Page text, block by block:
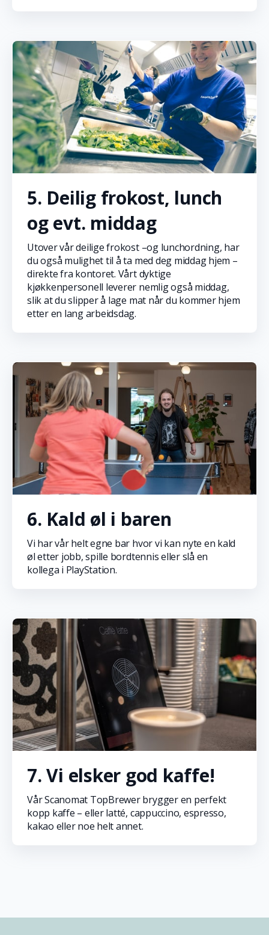
5. Deilig frokost, lunch
og evt. middag
Utover vår deilige frokost –og lunchordning, har
du også mulighet til å ta med deg middag hjem –
direkte fra kontoret. Vårt dyktige
kjøkkenpersonell leverer nemlig også middag,
slik at du slipper å lage mat når du kommer hjem
etter en lang arbeidsdag.
6. Kald øl i baren
Vi har vår helt egne bar hvor vi kan nyte en kald
øl etter jobb, spille bordtennis eller slå en
kollega i PlayStation.
7. Vi elsker god kaffe!
Vår Scanomat TopBrewer brygger en perfekt
kopp kaffe – eller latté, cappuccino, espresso,
kakao eller noe helt annet.